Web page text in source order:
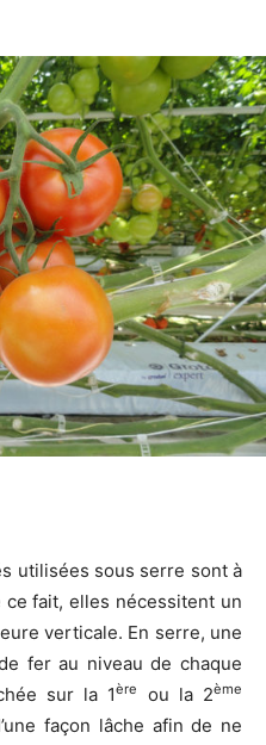
utilisées sous serre sont à
fait, elles nécessitent un
verticale. En serre, une
fer au niveau de chaque
sur la 1ère ou la 2ème
façon lâche afin de ne